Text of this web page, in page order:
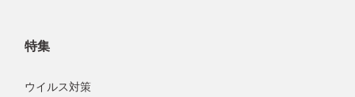
特集
ウイルス対策